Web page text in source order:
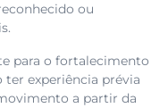
ou
para o fortalecimento
ter experiência prévia
a partir da